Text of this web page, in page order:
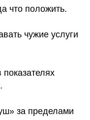
что положить.
чужие услуги
за пределами